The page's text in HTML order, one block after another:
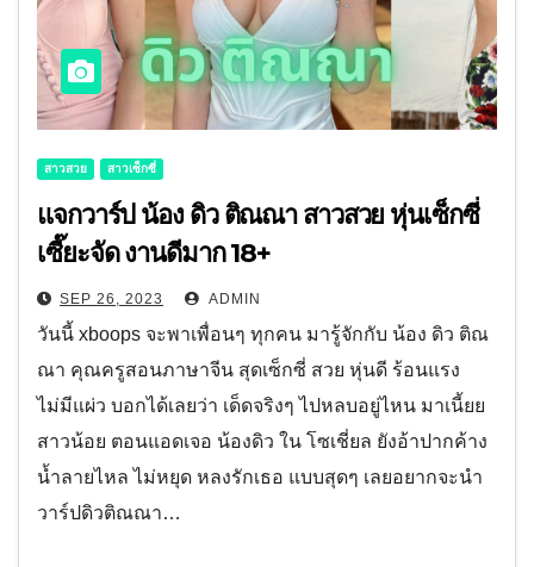
สาวสวย สาวเซ็กซี่
แจกวาร์ป น้อง ดิว ติณณา สาวสวย หุ่นเซ็กซี่
เซี๊ยะจัด งานดีมาก 18+
SEP 26, 2023 ADMIN
วันนี้ xboops จะพาเพื่อนๆ ทุกคน มารู้จักกับ น้อง ดิว ติณ
ณา คุณครูสอนภาษาจีน สุดเซ็กซี่ สวย หุ่นดี ร้อนแรง
ไม่มีแผ่ว บอกได้เลยว่า เด็ดจริงๆ ไปหลบอยู่ไหน มาเนี้ยย
สาวน้อย ตอนแอดเจอ น้องดิว ใน โซเชี่ยล ยังอ้าปากค้าง
น้ำลายไหล ไม่หยุด หลงรักเธอ แบบสุดๆ เลยอยากจะนำ
วาร์ปดิวติณณา…